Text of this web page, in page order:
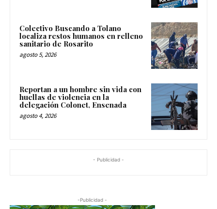
Colectivo Buscando a Tolano
localiza restos humanos en relleno
sanitario de Rosarito
agosto 5, 2026
Reportan a un hombre sin vida con
huellas de violencia en la
delegación Colonet, Ensenada
agosto 4, 2026
- Publicidad -
-Publicidad -